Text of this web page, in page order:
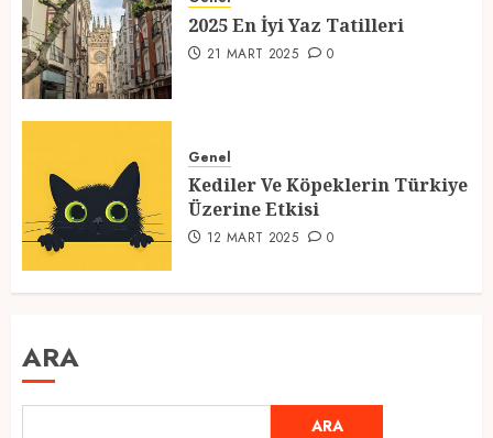
2025 En İyi Yaz Tatilleri
21 MART 2025 0
Genel
Kediler Ve Köpeklerin Türkiye
Üzerine Etkisi
12 MART 2025 0
ARA
ARA